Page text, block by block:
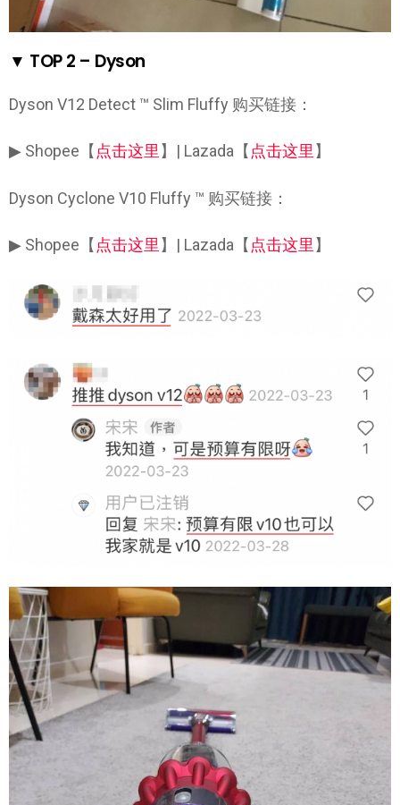
▼ TOP 2 – Dyson
Dyson V12 Detect ™ Slim Fluffy 购买链接：
▶ Shopee【 点击这里 】| Lazada【 点击这里 】
Dyson Cyclone V10 Fluffy ™ 购买链接：
▶ Shopee【 点击这里 】| Lazada【 点击这里 】